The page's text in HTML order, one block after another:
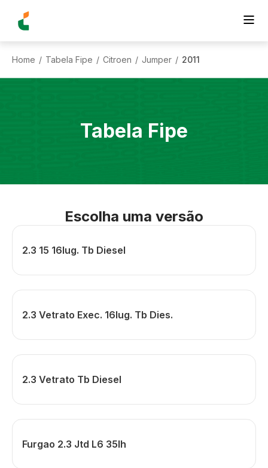
Home / Tabela Fipe / Citroen / Jumper / 2011
Tabela Fipe
Escolha uma versão
2.3 15 16lug. Tb Diesel
2.3 Vetrato Exec. 16lug. Tb Dies.
2.3 Vetrato Tb Diesel
Furgao 2.3 Jtd L6 35lh